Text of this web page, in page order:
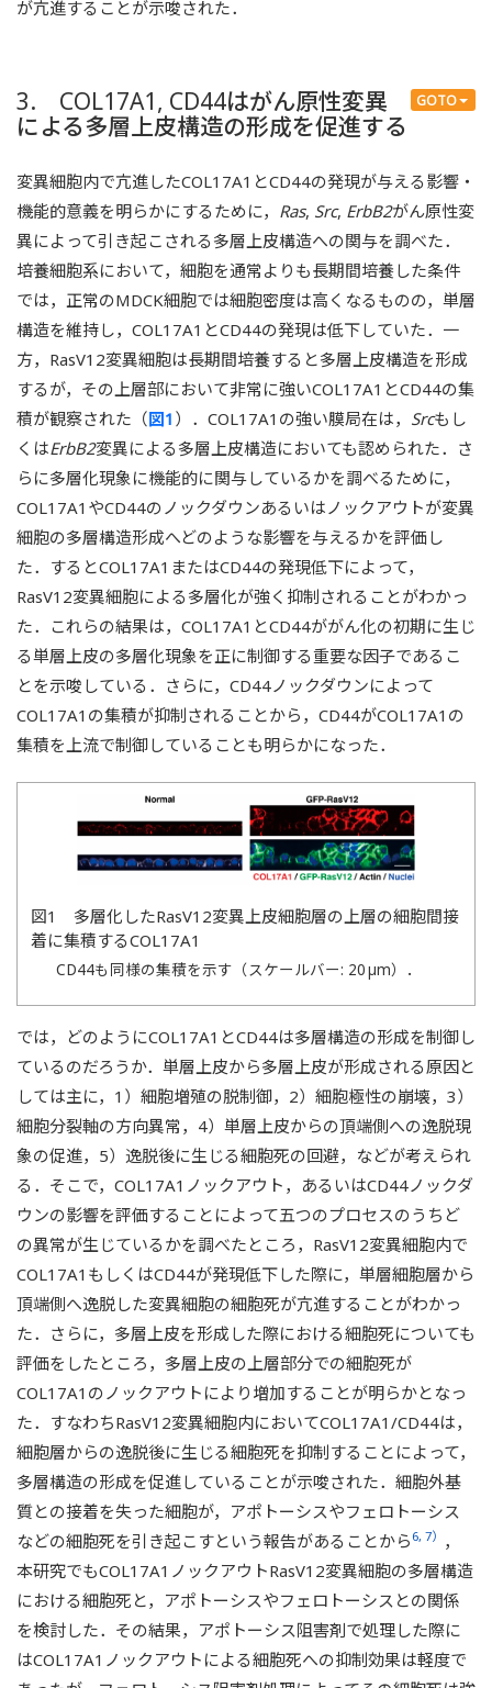
が亢進することが示唆された．
GOTO
3. COL17A1, CD44はがん原性変異
による多層上皮構造の形成を促進する
変異細胞内で亢進したCOL17A1とCD44の発現が与える影響・
機能的意義を明らかにするために， Ras, Src, ErbB2がん原性変
異によって引き起こされる多層上皮構造への関与を調べた．
培養細胞系において，細胞を通常よりも長期間培養した条件
では，正常のMDCK細胞では細胞密度は高くなるものの，単層
構造を維持し，COL17A1とCD44の発現は低下していた．一
方，RasV12変異細胞は長期間培養すると多層上皮構造を形成
するが，その上層部において非常に強いCOL17A1とCD44の集
積が観察された（図1 ）．COL17A1の強い膜局在は， Srcもし
くはErbB2変異による多層上皮構造においても認められた．さ
らに多層化現象に機能的に関与しているかを調べるために，
COL17A1やCD44のノックダウンあるいはノックアウトが変異
細胞の多層構造形成へどのような影響を与えるかを評価し
た．するとCOL17A1またはCD44の発現低下によって，
RasV12変異細胞による多層化が強く抑制されることがわかっ
た．これらの結果は，COL17A1とCD44ががん化の初期に生じ
る単層上皮の多層化現象を正に制御する重要な因子であるこ
とを示唆している．さらに，CD44ノックダウンによって
COL17A1の集積が抑制されることから，CD44がCOL17A1の
集積を上流で制御していることも明らかになった．
図1 多層化したRasV12変異上皮細胞層の上層の細胞間接
着に集積するCOL17A1
CD44も同様の集積を示す（スケールバー: 20 µm）．
では，どのようにCOL17A1とCD44は多層構造の形成を制御し
ているのだろうか．単層上皮から多層上皮が形成される原因と
しては主に，1）細胞増殖の脱制御，2）細胞極性の崩壊，3）
細胞分裂軸の方向異常，4）単層上皮からの頂端側への逸脱現
象の促進，5）逸脱後に生じる細胞死の回避，などが考えられ
る．そこで，COL17A1ノックアウト，あるいはCD44ノックダ
ウンの影響を評価することによって五つのプロセスのうちど
の異常が生じているかを調べたところ，RasV12変異細胞内で
COL17A1もしくはCD44が発現低下した際に，単層細胞層から
頂端側へ逸脱した変異細胞の細胞死が亢進することがわかっ
た．さらに，多層上皮を形成した際における細胞死についても
評価をしたところ，多層上皮の上層部分での細胞死が
COL17A1のノックアウトにより増加することが明らかとなっ
た．すなわちRasV12変異細胞内においてCOL17A1/CD44は，
細胞層からの逸脱後に生じる細胞死を抑制することによって，
多層構造の形成を促進していることが示唆された．細胞外基
質との接着を失った細胞が，アポトーシスやフェロトーシス
などの細胞死を引き起こすという報告があることから 6, 7） ，
本研究でもCOL17A1ノックアウトRasV12変異細胞の多層構造
における細胞死と，アポトーシスやフェロトーシスとの関係
を検討した．その結果，アポトーシス阻害剤で処理した際に
はCOL17A1ノックアウトによる細胞死への抑制効果は軽度で